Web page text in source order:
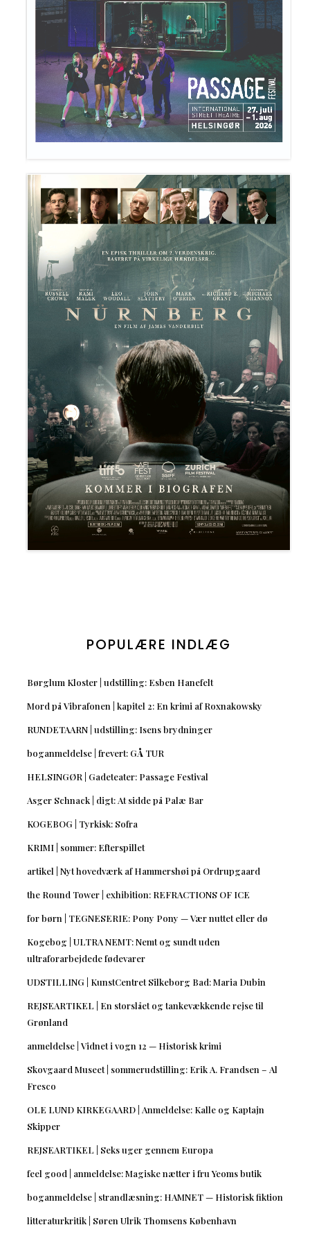
POPULÆRE INDLÆG
Børglum Kloster | udstilling: Esben Hanefelt
Mord på Vibrafonen | kapitel 2: En krimi af Roxnakowsky
RUNDETAARN | udstilling: Isens brydninger
boganmeldelse | frevert: GÅ TUR
HELSINGØR | Gadeteater: Passage Festival
Asger Schnack | digt: At sidde på Palæ Bar
KOGEBOG | Tyrkisk: Sofra
KRIMI | sommer: Efterspillet
artikel | Nyt hovedværk af Hammershøi på Ordrupgaard
the Round Tower | exhibition: REFRACTIONS OF ICE
for børn | TEGNESERIE: Pony Pony — Vær nuttet eller dø
Kogebog | ULTRA NEMT: Nemt og sundt uden
ultraforarbejdede fødevarer
UDSTILLING | KunstCentret Silkeborg Bad: Maria Dubin
REJSEARTIKEL | En storslået og tankevækkende rejse til
Grønland
anmeldelse | Vidnet i vogn 12 — Historisk krimi
Skovgaard Museet | sommerudstilling: Erik A. Frandsen – Al
Fresco
OLE LUND KIRKEGAARD | Anmeldelse: Kalle og Kaptajn
Skipper
REJSEARTIKEL | Seks uger gennem Europa
feel good | anmeldelse: Magiske nætter i fru Yeoms butik
boganmeldelse | strandlæsning: HAMNET — Historisk fiktion
litteraturkritik | Søren Ulrik Thomsens København